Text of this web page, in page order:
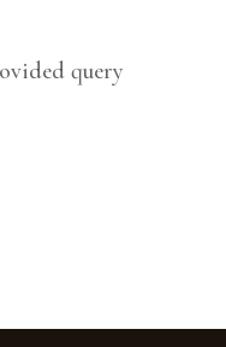
query